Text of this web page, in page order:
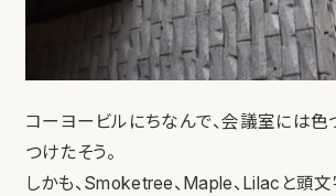
コーヨービルにちなんで、会議室には色
つけたそう。
しかも、Smoketree、Maple、Lilacと頭